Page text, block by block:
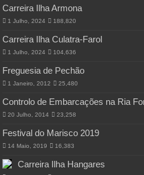
Carreira Ilha Armona
1 Julho, 2024 188,820
Carreira Ilha Culatra-Farol
1 Julho, 2024 104,636
Freguesia de Pechão
1 Janeiro, 2012 25,480
Controlo de Embarcações na Ria
20 Julho, 2014 23,258
Festival do Marisco 2019
14 Maio, 2019 16,383
Carreira Ilha Hangares